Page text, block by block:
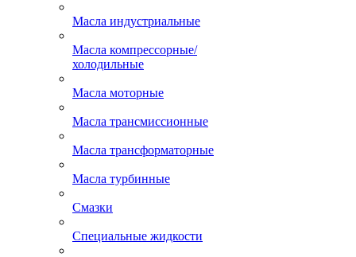
Масла индустриальные
Масла компрессорные/
холодильные
Масла моторные
Масла трансмиссионные
Масла трансформаторные
Масла турбинные
Смазки
Специальные жидкости